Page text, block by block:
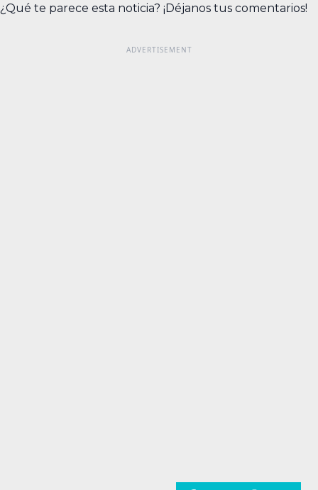
¿Qué te parece esta noticia? ¡Déjanos tus comentarios!